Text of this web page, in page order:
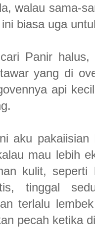
walau sama-
biasa uga
Panir
yang di
api
aku
mau lebih
kulit,
tinggal
terlalu
pecah ketika